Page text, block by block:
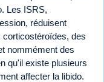
Les ISRS,
réduisent
des
nommément des
qu'il existe plusieurs
affecter la libido.